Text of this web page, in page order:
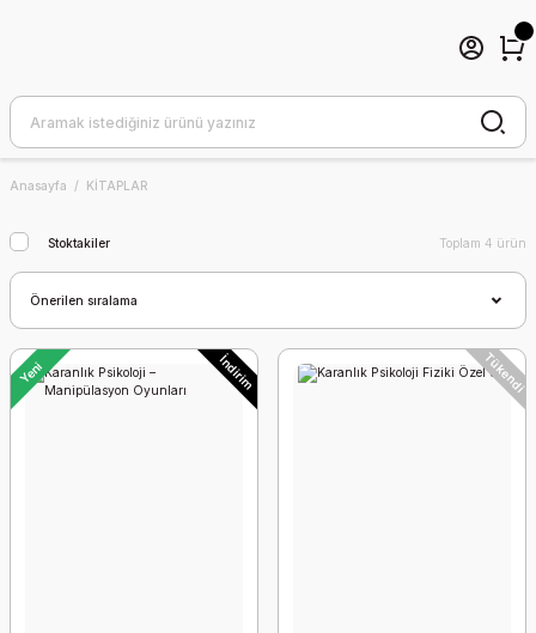
Anasayfa KİTAPLAR
Stoktakiler Toplam 4 ürün
Yeni İndirim Tükendi